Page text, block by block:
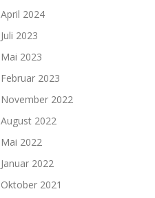
April 2024
Juli 2023
Mai 2023
Februar 2023
November 2022
August 2022
Mai 2022
Januar 2022
Oktober 2021